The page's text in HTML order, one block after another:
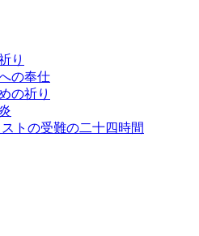
り
の奉仕
の祈り
トの受難の二十四時間